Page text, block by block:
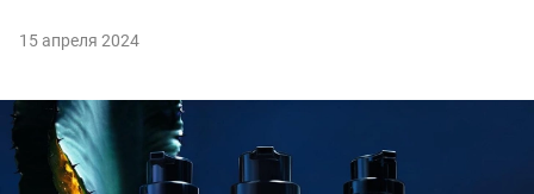
15 апреля 2024